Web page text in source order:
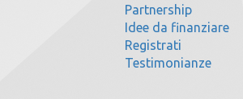
Partnership
Idee da finanziare
Registrati
Testimonianze